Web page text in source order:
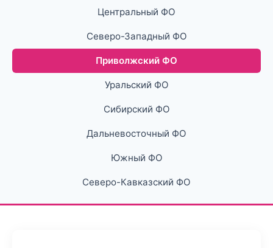
Центральный ФО
Северо-Западный ФО
Приволжский ФО
Уральский ФО
Сибирский ФО
Дальневосточный ФО
Южный ФО
Северо-Кавказский ФО